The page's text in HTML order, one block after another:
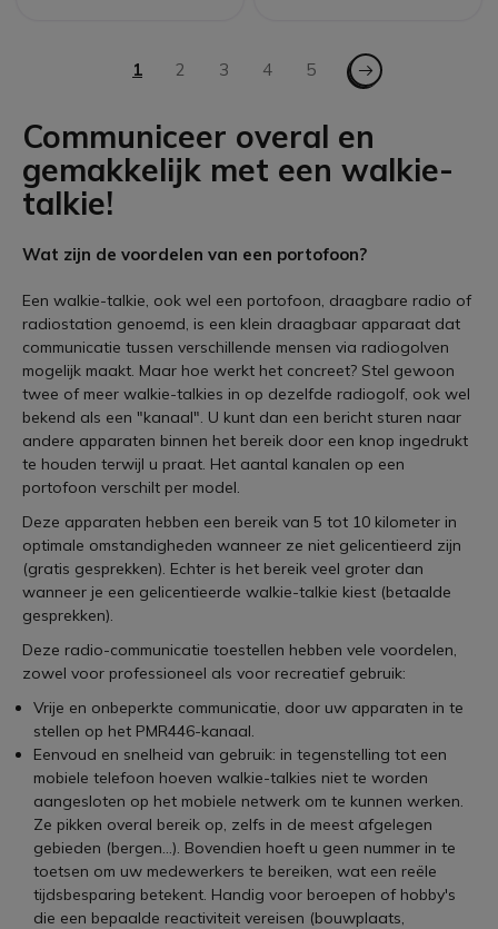
Pagina
U lees momenteel pagina
1 Pagina
2 Pagina
3 Pagina
4 Pagina
5 Pagina - Volgende
Communiceer overal en
gemakkelijk met een walkie-
talkie!
Wat zijn de voordelen van een portofoon?
Een walkie-talkie, ook wel een portofoon, draagbare radio of
radiostation genoemd, is een klein draagbaar apparaat dat
communicatie tussen verschillende mensen via radiogolven
mogelijk maakt. Maar hoe werkt het concreet? Stel gewoon
twee of meer walkie-talkies in op dezelfde radiogolf, ook wel
bekend als een "kanaal". U kunt dan een bericht sturen naar
andere apparaten binnen het bereik door een knop ingedrukt
te houden terwijl u praat. Het aantal kanalen op een
portofoon verschilt per model.
Deze apparaten hebben een bereik van 5 tot 10 kilometer in
optimale omstandigheden wanneer ze niet gelicentieerd zijn
(gratis gesprekken). Echter is het bereik veel groter dan
wanneer je een gelicentieerde walkie-talkie kiest (betaalde
gesprekken).
Deze radio-communicatie toestellen hebben vele voordelen,
zowel voor professioneel als voor recreatief gebruik:
Vrije en onbeperkte communicatie, door uw apparaten in te
stellen op het PMR446-kanaal.
Eenvoud en snelheid van gebruik: in tegenstelling tot een
mobiele telefoon hoeven walkie-talkies niet te worden
aangesloten op het mobiele netwerk om te kunnen werken.
Ze pikken overal bereik op, zelfs in de meest afgelegen
gebieden (bergen...). Bovendien hoeft u geen nummer in te
toetsen om uw medewerkers te bereiken, wat een reële
tijdsbesparing betekent. Handig voor beroepen of hobby's
die een bepaalde reactiviteit vereisen (bouwplaats,